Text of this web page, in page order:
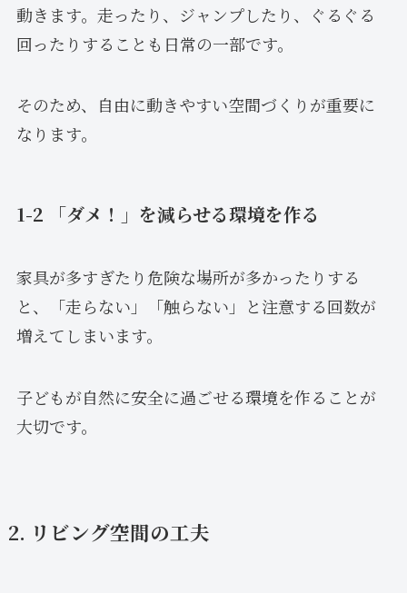
動きます。走ったり、ジャンプしたり、ぐるぐる
回ったりすることも日常の一部です。
そのため、自由に動きやすい空間づくりが重要に
なります。
1-2 「ダメ！」を減らせる環境を作る
家具が多すぎたり危険な場所が多かったりする
と、「走らない」「触らない」と注意する回数が
増えてしまいます。
子どもが自然に安全に過ごせる環境を作ることが
大切です。
2. リビング空間の工夫